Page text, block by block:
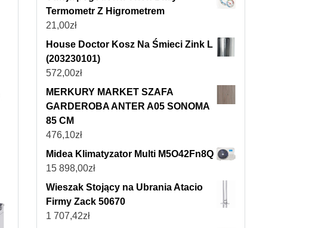
Termometr Z Higrometrem
21,00zł
House Doctor Kosz Na Śmieci Zink L
(203230101)
572,00zł
MERKURY MARKET SZAFA
GARDEROBA ANTER A05 SONOMA
85 CM
476,10zł
Midea Klimatyzator Multi M5O42Fn8Q
15 898,00zł
Wieszak Stojący na Ubrania Atacio
Firmy Zack 50670
1 707,42zł